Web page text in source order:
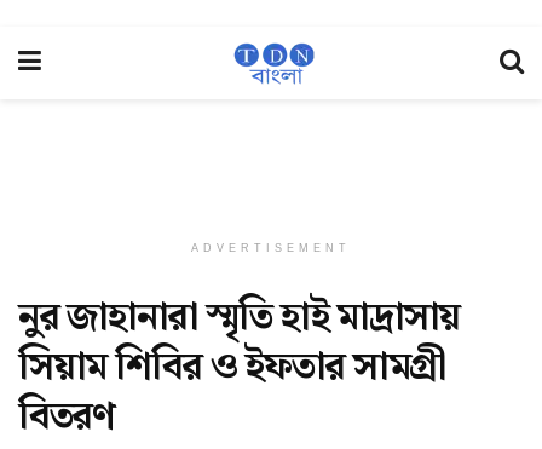
ADVERTISEMENT
নুর জাহানারা স্মৃতি হাই মাদ্রাসায়
সিয়াম শিবির ও ইফতার সামগ্রী
বিতরণ